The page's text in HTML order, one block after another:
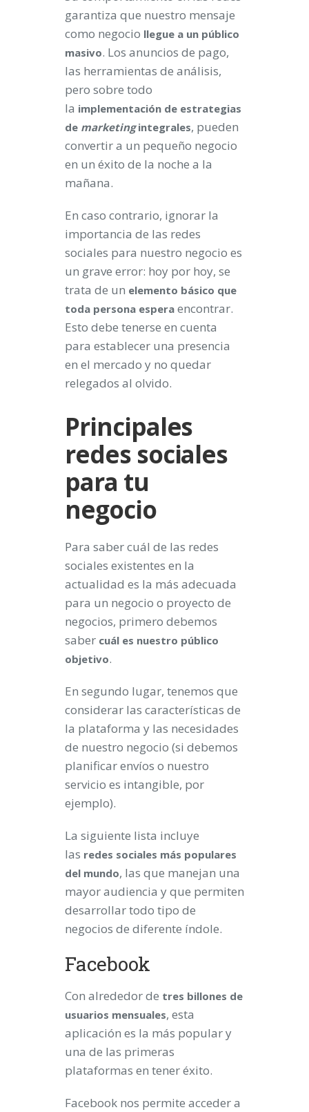
garantiza que nuestro mensaje
como negocio llegue a un público
masivo. Los anuncios de pago,
las herramientas de análisis,
pero sobre todo
la implementación de estrategias
de marketingintegrales, pueden
convertir a un pequeño negocio
en un éxito de la noche a la
mañana.
En caso contrario, ignorar la
importancia de las redes
sociales para nuestro negocio es
un grave error: hoy por hoy, se
trata de un elemento básico que
toda persona espera encontrar.
Esto debe tenerse en cuenta
para establecer una presencia
en el mercado y no quedar
relegados al olvido.
Principales
redes sociales
para tu
negocio
Para saber cuál de las redes
sociales existentes en la
actualidad es la más adecuada
para un negocio o proyecto de
negocios, primero debemos
saber cuál es nuestro público
objetivo.
En segundo lugar, tenemos que
considerar las características de
la plataforma y las necesidades
de nuestro negocio (si debemos
planificar envíos o nuestro
servicio es intangible, por
ejemplo).
La siguiente lista incluye
las redes sociales más populares
del mundo, las que manejan una
mayor audiencia y que permiten
desarrollar todo tipo de
negocios de diferente índole.
Facebook
Con alrededor de tres billones de
usuarios mensuales, esta
aplicación es la más popular y
una de las primeras
plataformas en tener éxito.
Facebook nos permite acceder a